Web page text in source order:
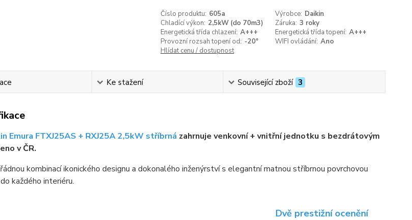
Číslo produktu: 605a Výrobce: Daikin
Chladící výkon: 2,5kW (do 70m3) Záruka: 3 roky
Energetická třída chlazení: A+++ Energetická třída topení: A+++
Provozní rozsah topení od: -20° WIFI ovládání: Ano
Hlídat cenu / dostupnost
Ke stažení Související zboží 3
Emura FTXJ25AS + RXJ25A 2,5kW stříbrná zahrnuje venkovní + vnitřní jednotku s bezdrátovým
v ČR.
kombinací ikonického designu a dokonalého inženýrství s elegantní matnou stříbrnou povrchovou
každého interiéru.
Dvě prestižní ocenění